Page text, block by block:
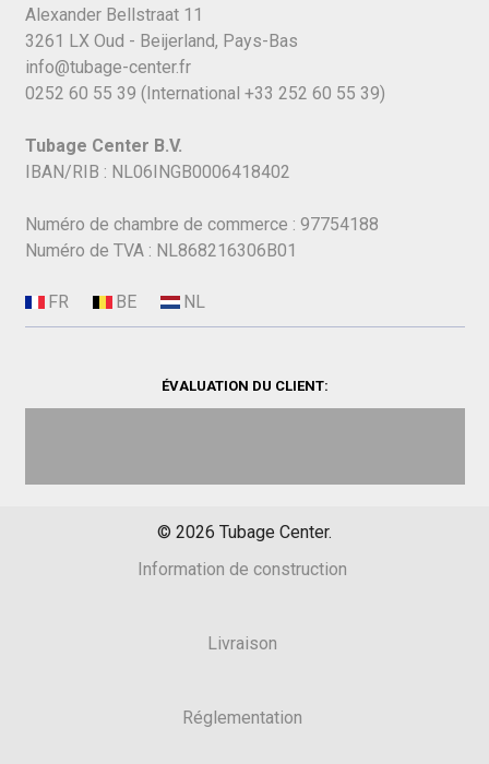
Alexander Bellstraat 11
3261 LX Oud - Beijerland, Pays-Bas
info@tubage-center.fr
0252 60 55 39 (International +33 252 60 55 39)
Tubage Center B.V.
IBAN/RIB : NL06INGB0006418402
Numéro de chambre de commerce : 97754188
Numéro de TVA : NL868216306B01
ÉVALUATION DU CLIENT:
© 2026 Tubage Center.
Information de construction
Livraison
Réglementation